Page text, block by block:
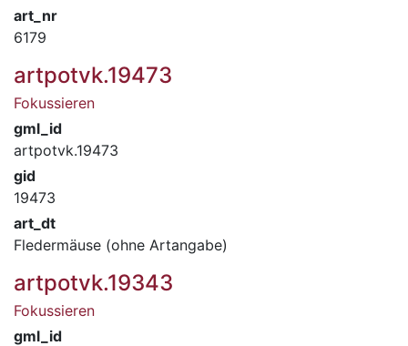
art_nr
6179
artpotvk.19473
Fokussieren
gml_id
artpotvk.19473
gid
19473
art_dt
Fledermäuse (ohne Artangabe)
artpotvk.19343
Fokussieren
gml_id